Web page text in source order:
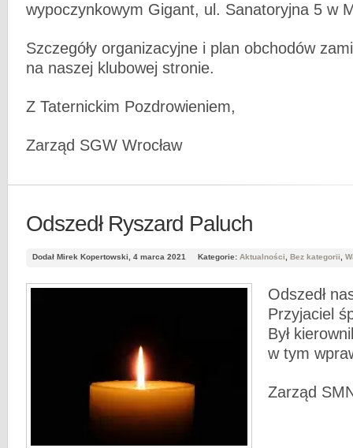
wypoczynkowym Gigant, ul. Sanatoryjna 5 w
Szczegóły organizacyjne i plan obchodów
na naszej klubowej stronie.
Z Taternickim Pozdrowieniem,
Zarząd SGW Wrocław
Odszedł Ryszard Paluch
Dodał Mirek Kopertowski, 4 marca 2021 Kategorie: Aktualności Bez kategorii
Odszedł
Przyjaciel
Był
w tym
Zarząd